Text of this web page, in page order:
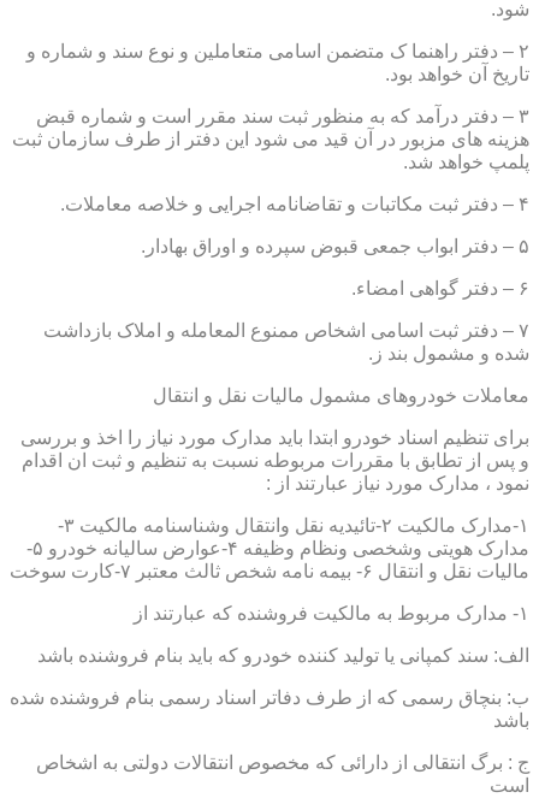
شود.
۲ – دفتر راهنما ک متضمن اسامی متعاملین و نوع سند و شماره و
تاریخ آن خواهد بود.
۳ – دفتر درآمد که به منظور ثبت سند مقرر است و شماره قبض
هزینه های مزبور در آن قید می شود این دفتر از طرف سازمان ثبت
پلمپ خواهد شد.
۴ – دفتر ثبت مکاتبات و تقاضانامه اجرایی و خلاصه معاملات.
۵ – دفتر ابواب جمعی قبوض سپرده و اوراق بهادار.
۶ – دفتر گواهی امضاء.
۷ – دفتر ثبت اسامی اشخاص ممنوع المعامله و املاک بازداشت
شده و مشمول بند ز.
معاملات خودروهای مشمول مالیات نقل و انتقال
برای تنظیم اسناد خودرو ابتدا باید مدارک مورد نیاز را اخذ و بررسی
و پس از تطابق با مقررات مربوطه نسبت به تنظیم و ثبت ان اقدام
نمود ، مدارک مورد نیاز عبارتند از :
۱-مدارک مالکیت ۲-تائیدیه نقل وانتقال وشناسنامه مالکیت ۳-
مدارک هویتی وشخصی ونظام وظیفه ۴-عوارض سالیانه خودرو ۵-
مالیات نقل و انتقال ۶- بیمه نامه شخص ثالث معتبر ۷-کارت سوخت
۱- مدارک مربوط به مالکیت فروشنده که عبارتند از
الف: سند کمپانی یا تولید کننده خودرو که باید بنام فروشنده باشد
ب: بنچاق رسمی که از طرف دفاتر اسناد رسمی بنام فروشنده شده
باشد
ج : برگ انتقالی از دارائی که مخصوص انتقالات دولتی به اشخاص
است